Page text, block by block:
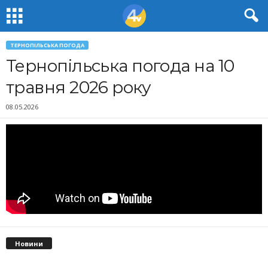
ТЕРНОПІЛЬСЬКА ПОГОДА
Тернопільська погода на 10
травня 2026 року
08.05.2026
Новини